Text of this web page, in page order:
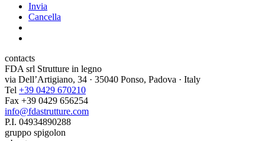
Invia
Cancella
contacts
FDA srl Strutture in legno
via Dell’Artigiano, 34 · 35040 Ponso, Padova · Italy
Tel +39 0429 670210
Fax +39 0429 656254
info@fdastrutture.com
P.I. 04934890288
gruppo spigolon